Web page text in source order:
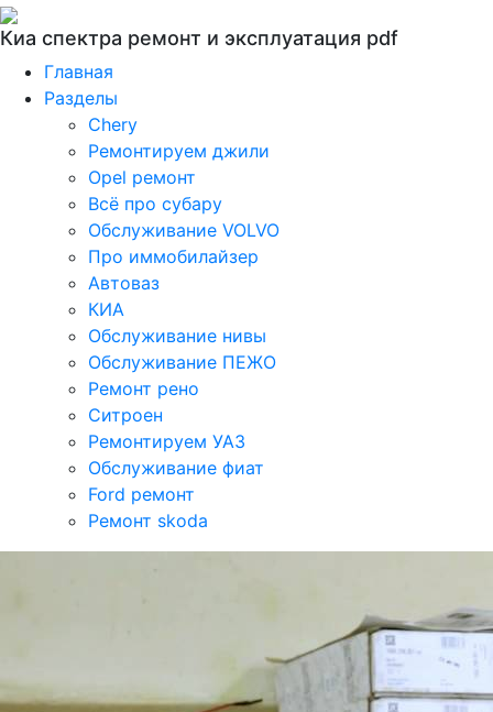
Киа спектра ремонт и эксплуатация pdf
Главная
Разделы
Chery
Ремонтируем джили
Opel ремонт
Всё про субару
Обслуживание VOLVO
Про иммобилайзер
Автоваз
КИА
Обслуживание нивы
Обслуживание ПЕЖО
Ремонт рено
Ситроен
Ремонтируем УАЗ
Обслуживание фиат
Ford ремонт
Ремонт skoda